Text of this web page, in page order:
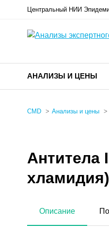
Центральный НИИ
АНАЛИЗЫ И ЦЕНЫ
CMD Анализы и цены
Антитела
Описание